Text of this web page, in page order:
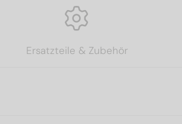
Ersatzteile & Zubehör